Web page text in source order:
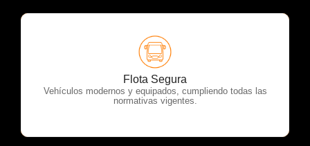
Flota Segura
Vehículos modernos y equipados, cumpliendo todas las
normativas vigentes.
OTP Servicios